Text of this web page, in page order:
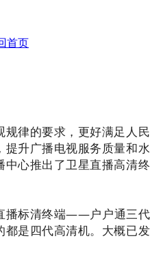
首页
律的要求，更好满足人民
升广播电视服务质量和水
心推出了卫星直播高清终
播标清终端——户户通三代
是四代高清机。大概已发